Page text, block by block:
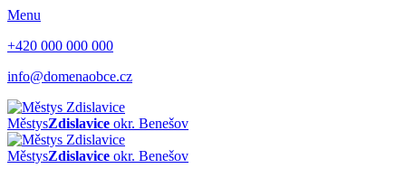
Menu
+420 000 000 000
info@domenaobce.cz
MěstysZdislavice okr. Benešov
MěstysZdislavice okr. Benešov